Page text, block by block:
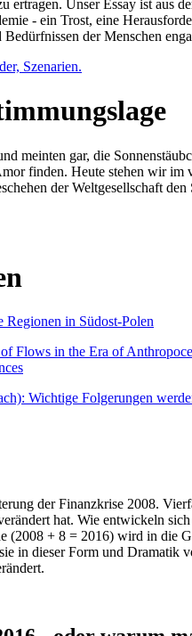
Unser Essay ist aus
- ein Trost, eine
der Menschen
Szenarien.
meinten gar, die
finden. Heute stehen wir
der Weltgesellschaft
in Südost-Polen
in the Era of
Wichtige Folgerungen
der Finanzkrise 2008.
hat. Wie entwickeln
+ 8 = 2016) wird in die
in dieser Form und